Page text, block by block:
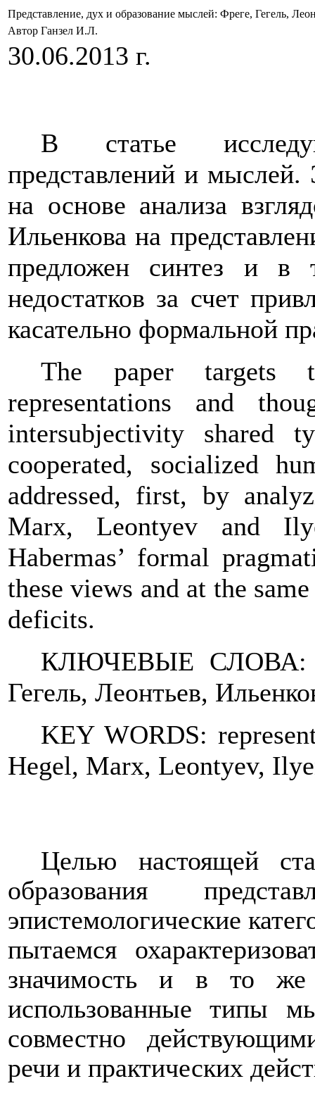
Представление, дух и образование мыслей: Фреге, Гегель,
Автор Ганзел И.Л.
30.06.2013 г.
В статье
представлений и мыслей.
на основе анализа
Ильенкована
предложен синтез и в
недостатков за счет
касательно формальной
The paper targets
representations and
intersubjectivity shared
cooperated, socialized
addressed, first, by
Marx, Leontyev and
Habermas’ formal
these views and at the
deficits.
КЛЮЧЕВЫЕ СЛОВА:
Гегель, Леонтьев,
KEY WORDS:
Hegel, Marx, Leontyev,
Целью настоящей
образования
эпистемологические
пытаемся
значимость и в то же
использованные типы
совместно
речи и практических